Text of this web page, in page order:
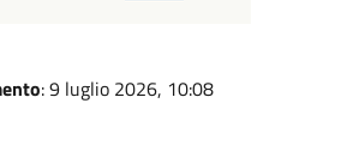
: 9 luglio 2026, 10:08